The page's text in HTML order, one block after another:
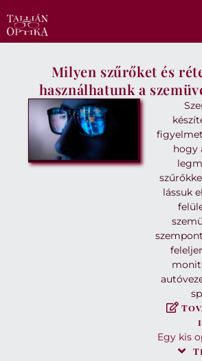
Milyen szűrőket és
használhatunk a
hogy
lássuk
Egy kis